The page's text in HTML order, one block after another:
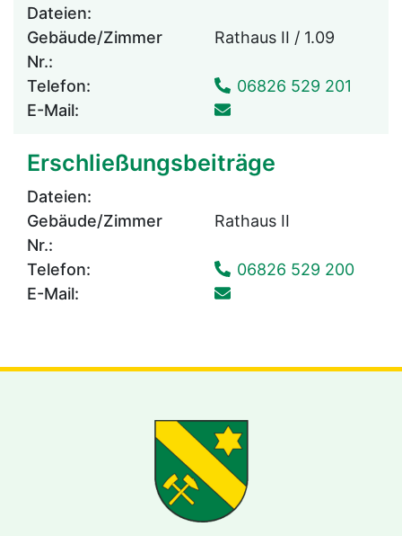
Dateien:
Gebäude/Zimmer
Nr.:
Rathaus II / 1.09
Telefon:
06826 529 201
E-Mail:
Erschließungsbeiträge
Dateien:
Gebäude/Zimmer
Nr.:
Rathaus II
Telefon:
06826 529 200
E-Mail: